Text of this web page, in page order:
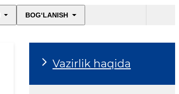
BOG‘LANISH
Vazirlik haqida